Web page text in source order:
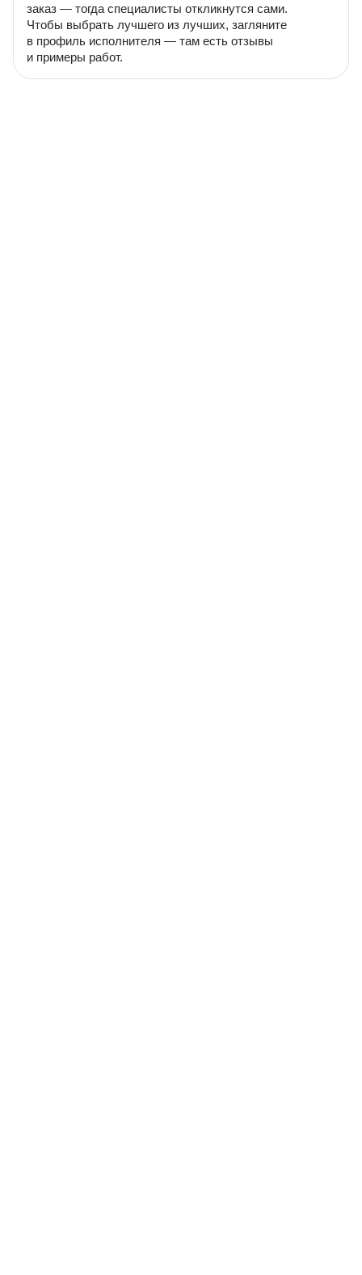
заказ — тогда специалисты откликнутся сами.
Чтобы выбрать лучшего из лучших, загляните
в профиль исполнителя — там есть отзывы
и примеры работ.